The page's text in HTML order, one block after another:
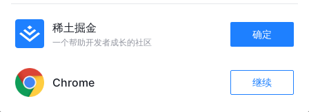
1k+
稀土掘金
一个帮助开发者成长的社区
确定
Chrome 继续